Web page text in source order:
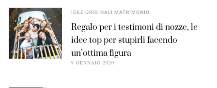
IDEE ORIGINALI MATRIMONIO
Regalo per i testimoni di nozze, le
idee top per stupirli facendo
un’ottima figura
9 GENNAIO 2020